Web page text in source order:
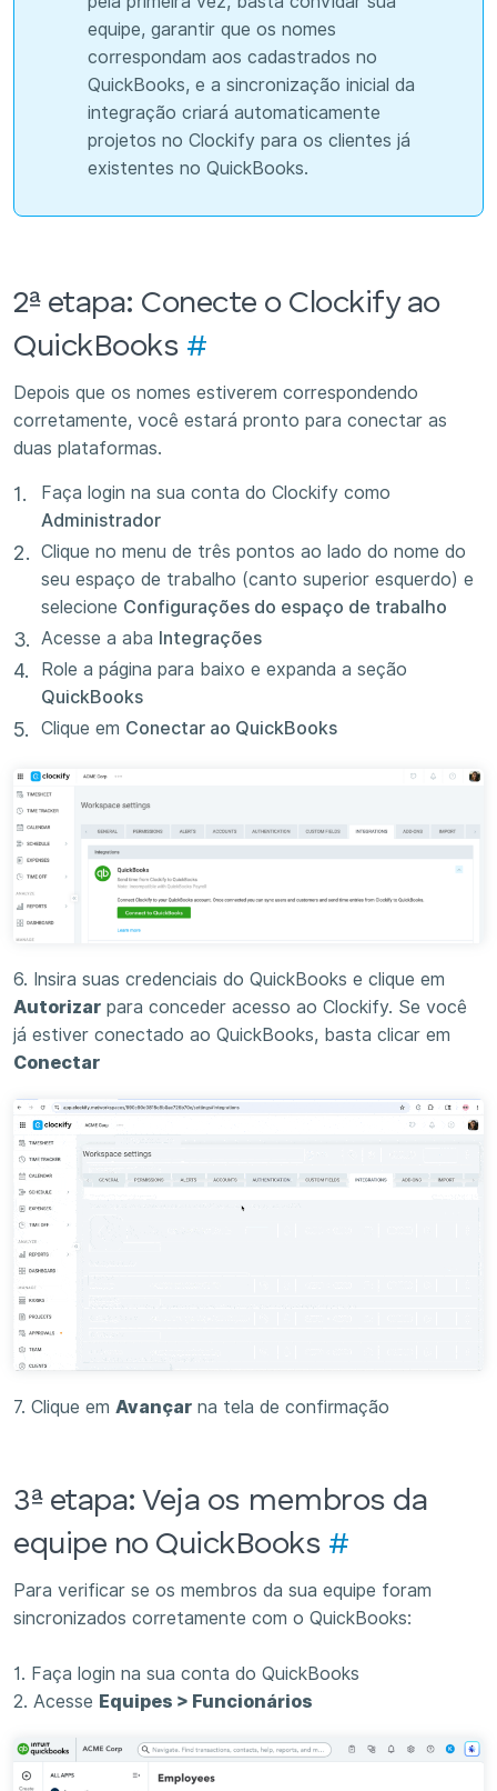
equipe, garantir que os nomes
correspondam aos cadastrados no
QuickBooks, e a sincronização inicial da
integração criará automaticamente
projetos no Clockify para os clientes já
existentes no QuickBooks.
2ª etapa: Conecte o Clockify ao
QuickBooks #
Depois que os nomes estiverem correspondendo
corretamente, você estará pronto para conectar as
duas plataformas.
Faça login na sua conta do Clockify como
Administrador
Clique no menu de três pontos ao lado do nome do
seu espaço de trabalho (canto superior esquerdo) e
selecione Configurações do espaço de trabalho
Acesse a aba Integrações
Role a página para baixo e expanda a seção
QuickBooks
Clique em Conectar ao QuickBooks
6. Insira suas credenciais do QuickBooks e clique em
Autorizar para conceder acesso ao Clockify. Se você
já estiver conectado ao QuickBooks, basta clicar em
Conectar
7. Clique em Avançar na tela de confirmação
3ª etapa: Veja os membros da
equipe no QuickBooks #
Para verificar se os membros da sua equipe foram
sincronizados corretamente com o QuickBooks:
1. Faça login na sua conta do QuickBooks
2. Acesse Equipes > Funcionários